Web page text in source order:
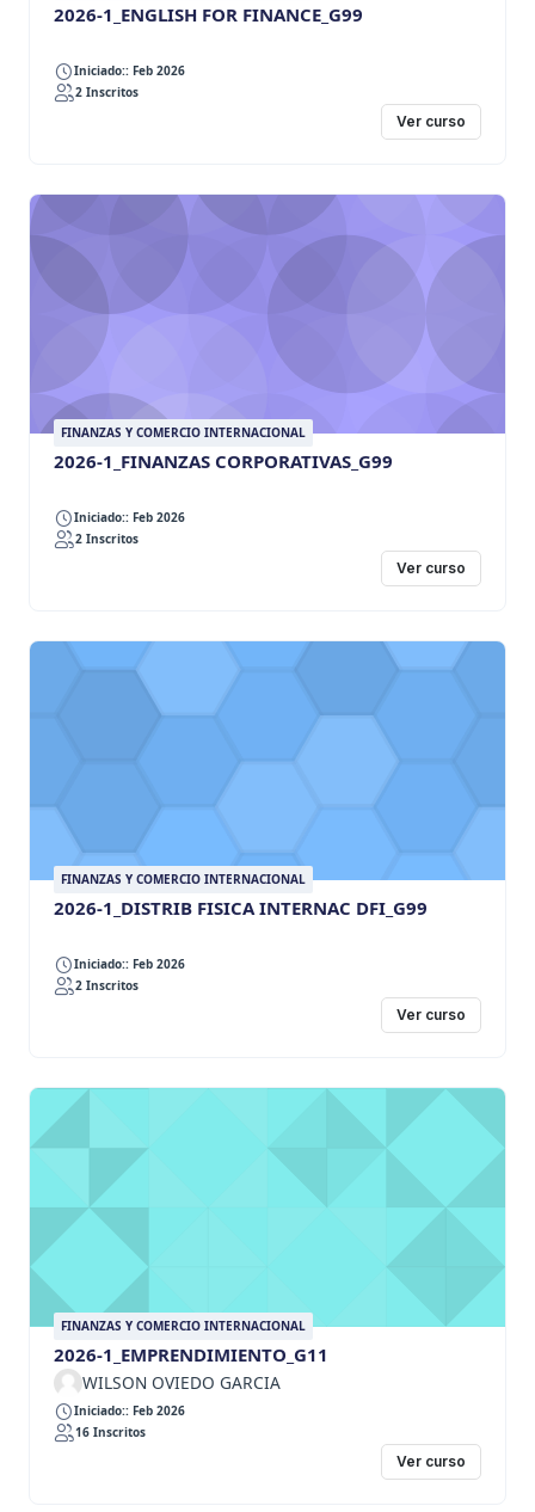
2026-1_ENGLISH FOR FINANCE_G99
Iniciado:: Feb 2026
2 Inscritos
Ver curso
FINANZAS Y COMERCIO INTERNACIONAL
2026-1_FINANZAS CORPORATIVAS_G99
Iniciado:: Feb 2026
2 Inscritos
Ver curso
FINANZAS Y COMERCIO INTERNACIONAL
2026-1_DISTRIB FISICA INTERNAC DFI_G99
Iniciado:: Feb 2026
2 Inscritos
Ver curso
FINANZAS Y COMERCIO INTERNACIONAL
2026-1_EMPRENDIMIENTO_G11
WILSON OVIEDO GARCIA
Iniciado:: Feb 2026
16 Inscritos
Ver curso